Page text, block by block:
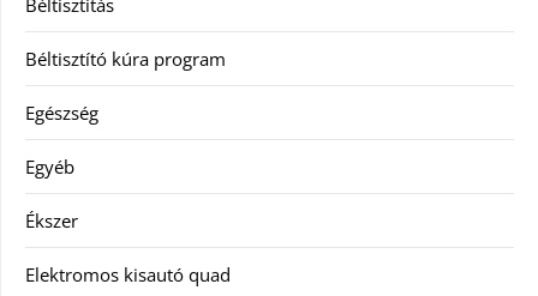
Béltisztító kúra program
Egészség
Egyéb
Ékszer
Elektromos kisautó quad